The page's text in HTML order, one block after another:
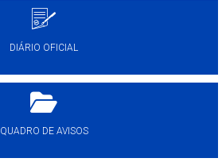
DIÁRIO OFICIAL
QUADRO DE AVISOS